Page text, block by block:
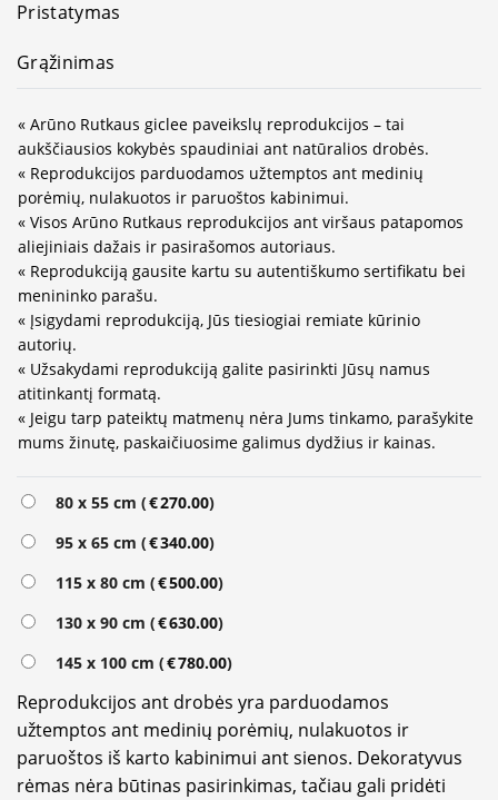
Pristatymas
Grąžinimas
« Arūno Rutkaus giclee paveikslų reprodukcijos – tai
aukščiausios kokybės spaudiniai ant natūralios drobės.
« Reprodukcijos parduodamos užtemptos ant medinių
porėmių, nulakuotos ir paruoštos kabinimui.
« Visos Arūno Rutkaus reprodukcijos ant viršaus patapomos
aliejiniais dažais ir pasirašomos autoriaus.
« Reprodukciją gausite kartu su autentiškumo sertifikatu bei
menininko parašu.
« Įsigydami reprodukciją, Jūs tiesiogiai remiate kūrinio
autorių.
« Užsakydami reprodukciją galite pasirinkti Jūsų namus
atitinkantį formatą.
« Jeigu tarp pateiktų matmenų nėra Jums tinkamo, parašykite
mums žinutę, paskaičiuosime galimus dydžius ir kainas.
80 x 55 cm (€270.00)
95 x 65 cm (€340.00)
115 x 80 cm (€500.00)
130 x 90 cm (€630.00)
145 x 100 cm (€780.00)
Reprodukcijos ant drobės yra parduodamos
užtemptos ant medinių porėmių, nulakuotos ir
paruoštos iš karto kabinimui ant sienos. Dekoratyvus
rėmas nėra būtinas pasirinkimas, tačiau gali pridėti
Alternative: